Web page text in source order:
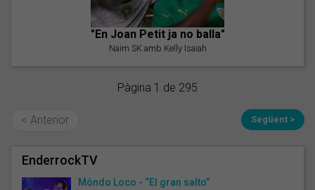
"En Joan Petit ja no balla"
Naim SK amb Kelly Isaiah
Pàgina 1 de 295
< Anterior Següent >
EnderrockTV
Möndo Loco - “El gran salto”